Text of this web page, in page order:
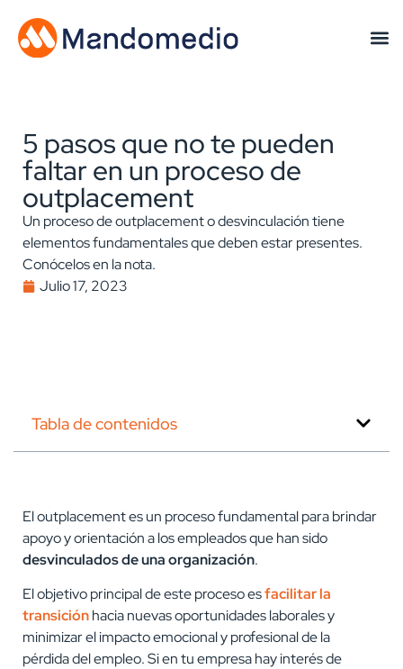
5 pasos que no te pueden
faltar en un proceso de
outplacement
Un proceso de outplacement o desvinculación tiene
elementos fundamentales que deben estar presentes.
Conócelos en la nota.
Julio 17, 2023
Tabla de contenidos
El outplacement es un proceso fundamental para brindar
apoyo y orientación a los empleados que han sido
desvinculados de una organización.
El objetivo principal de este proceso esfacilitar la
transiciónhacia nuevas oportunidades laborales y
minimizar el impacto emocional y profesional de la
pérdida del empleo. Si en tu empresa hay interés de